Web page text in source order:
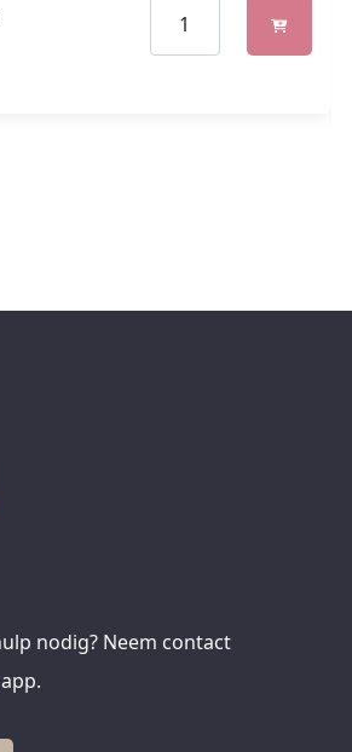
nodig? Neem contact